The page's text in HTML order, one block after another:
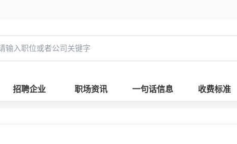
招聘企业 职场资讯 一句话信息 收费标准